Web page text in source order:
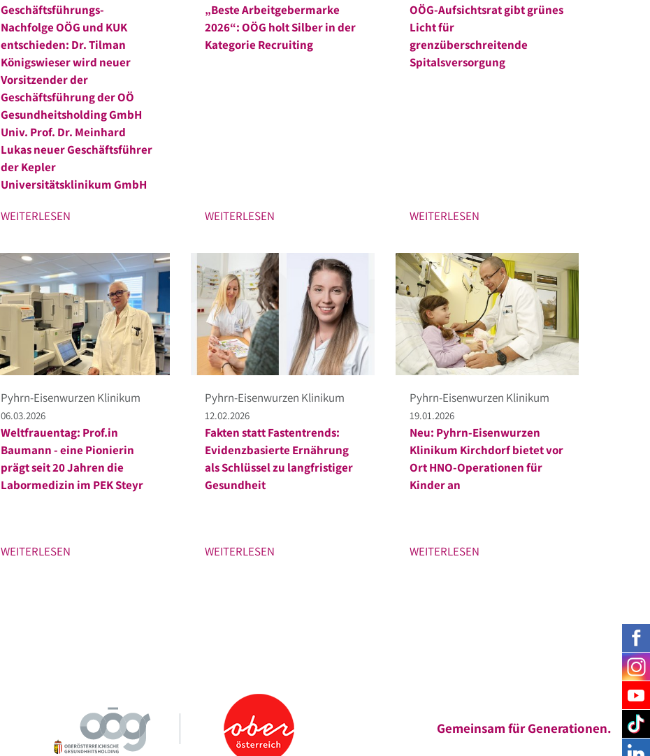
Geschäftsführungs-
Nachfolge OÖG und KUK
entschieden: Dr. Tilman
Königswieser wird neuer
Vorsitzender der
Geschäftsführung der OÖ
Gesundheitsholding GmbH
Univ. Prof. Dr. Meinhard
Lukas neuer Geschäftsführer
der Kepler
Universitätsklinikum GmbH
WEITERLESEN
„Beste Arbeitgebermarke
2026“: OÖG holt Silber in der
Kategorie Recruiting
WEITERLESEN
OÖG-Aufsichtsrat gibt grünes
Licht für
grenzüberschreitende
Spitalsversorgung
WEITERLESEN
Pyhrn-Eisenwurzen Klinikum
06.03.2026
Weltfrauentag: Prof.in
Baumann - eine Pionierin
prägt seit 20 Jahren die
Labormedizin im PEK Steyr
WEITERLESEN
Pyhrn-Eisenwurzen Klinikum
12.02.2026
Fakten statt Fastentrends:
Evidenzbasierte Ernährung
als Schlüssel zu langfristiger
Gesundheit
WEITERLESEN
Pyhrn-Eisenwurzen Klinikum
19.01.2026
Neu: Pyhrn-Eisenwurzen
Klinikum Kirchdorf bietet vor
Ort HNO-Operationen für
Kinder an
WEITERLESEN
Gemeinsam für Generationen.